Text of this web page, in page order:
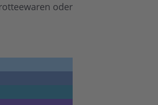
oder